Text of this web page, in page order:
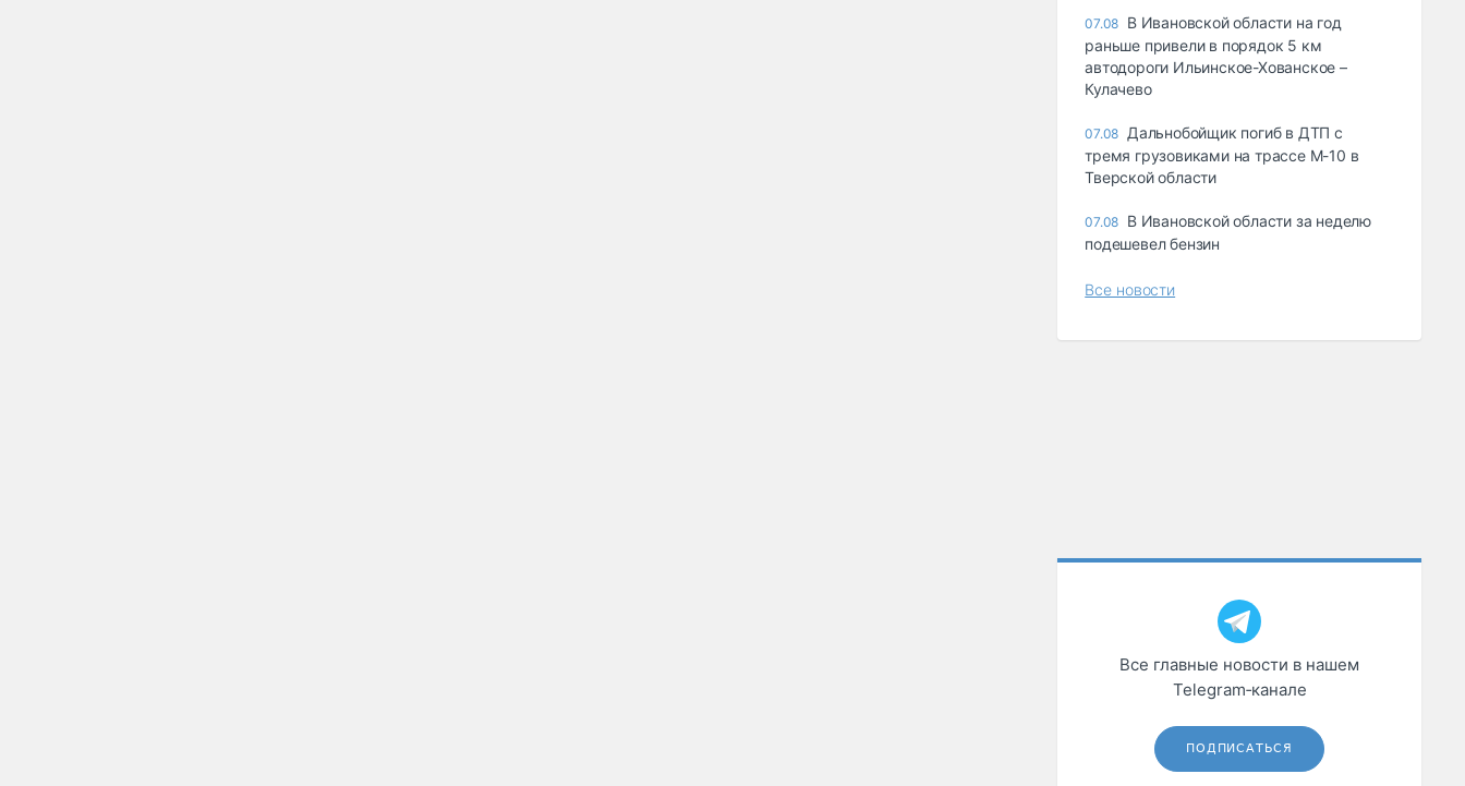
07.08 В Ивановской области на год
раньше привели в порядок 5 км
автодороги Ильинское-Хованское –
Кулачево
07.08 Дальнобойщик погиб в ДТП с
тремя грузовиками на трассе М-10 в
Тверской области
07.08 В Ивановской области за неделю
подешевел бензин
Все новости
Все главные новости в нашем
Telegram‑канале
ПОДПИСАТЬСЯ